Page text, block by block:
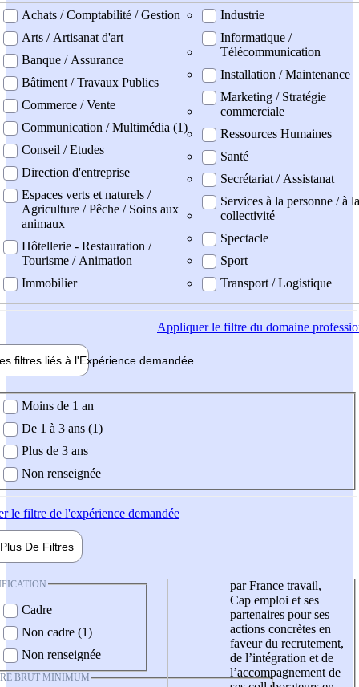
professionel
Achats / Comptabilité / Gestion
Arts / Artisanat d'art
Banque / Assurance
Bâtiment / Travaux Publics
Commerce / Vente
Communication / Multimédia (1)
Conseil / Etudes
Direction d'entreprise
Espaces verts et naturels /
Agriculture / Pêche / Soins aux
animaux
Hôtellerie - Restauration /
Tourisme / Animation
Immobilier
Industrie
Informatique /
Télécommunication
Installation / Maintenance
Marketing / Stratégie
commerciale
Ressources Humaines
Santé
Secrétariat / Assistanat
Services à la personne / à la
collectivité
Spectacle
Sport
Transport / Logistique
Appliquerle filtre du domaine
filtres liés à l'Expérience demandée
demandée
Moins de 1 an
De 1 à 3 ans (1)
Plus de 3 ans
Non renseignée
le filtre de l'expérience demandée
Plus De Filtres
Cadre
Non cadre (1)
Non renseignée
BRUT MINIMUM
par France travail,
Cap emploi et ses
partenaires pour ses
actions concrètes en
faveur du recrutement,
de l’intégration et de
l’accompagnement de